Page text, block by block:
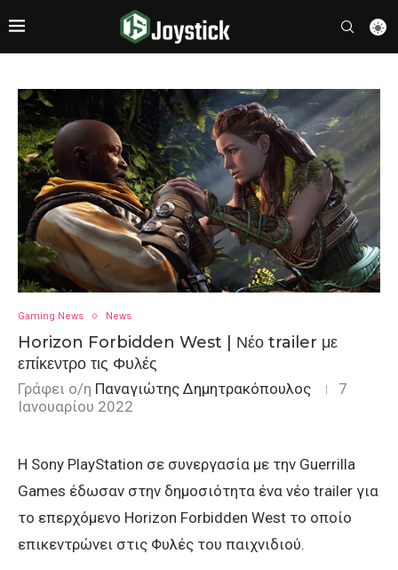
Gaming News News
Horizon Forbidden West | Νέο trailer με
επίκεντρο τις Φυλές
Γράφει ο/η Παναγιώτης Δημητρακόπουλος
7
Ιανουαρίου 2022
Η Sony PlayStation σε συνεργασία με την Guerrilla
Games έδωσαν στην δημοσιότητα ένα νέο trailer για
το επερχόμενο Horizon Forbidden West το οποίο
επικεντρώνει στις Φυλές του παιχνιδιού.